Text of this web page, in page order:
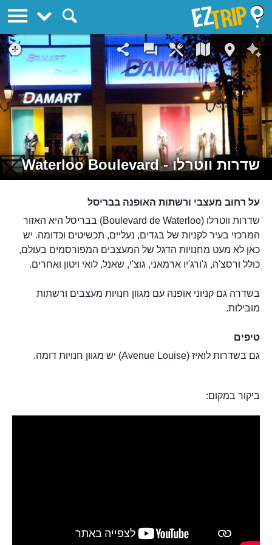
שדרות ווטרלו - Waterloo Boulevard
על רחוב מעצבי ורשתות האופנה בבריסל
שדרות ווטרלו (Boulevard de Waterloo) בבריסל היא האזור
המרכזי בעיר לקניות של בגדים, נעליים, תכשיטים וכדומה. יש
כאן לא מעט מחנויות הדגל של המעצבים המפורסמים בעולם,
כולל ורסצ'ה, ג'ורג'יו ארמאני, גוצ'י, שאנל, לואי ויטון ואחרים.
בשדרה גם קניוני אופנה עם מגוון חנויות מעצבים ורשתות
מובילות.
טיפים
גם בשדרות לואיז (Avenue Louise) יש מגוון חנויות דומה.
ביקור במקום:
EZTrip